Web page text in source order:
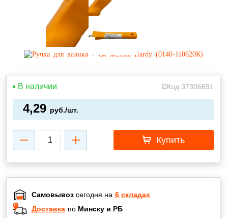
В наличии Код:37306691
4,29 руб./шт.
Купить
Самовывоз сегодня на 6 складах
Доставка по Минску и РБ